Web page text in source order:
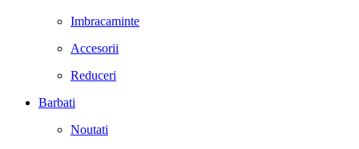
Imbracaminte
Accesorii
Reduceri
Barbati
Noutati